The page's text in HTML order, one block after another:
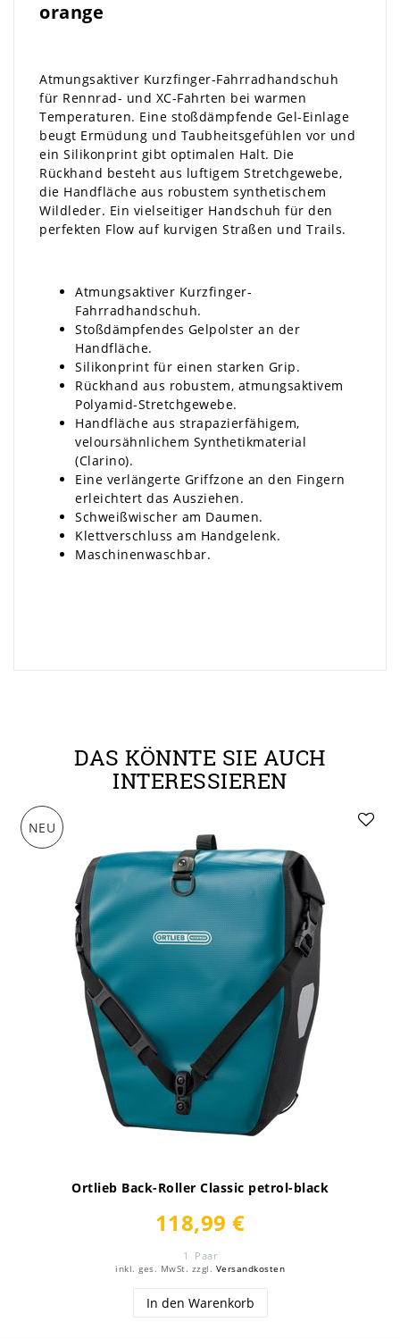
orange
Atmungsaktiver Kurzfinger-Fahrradhandschuh
für Rennrad- und XC-Fahrten bei warmen
Temperaturen. Eine stoßdämpfende Gel-Einlage
beugt Ermüdung und Taubheitsgefühlen vor und
ein Silikonprint gibt optimalen Halt. Die
Rückhand besteht aus luftigem Stretchgewebe,
die Handfläche aus robustem synthetischem
Wildleder. Ein vielseitiger Handschuh für den
perfekten Flow auf kurvigen Straßen und Trails.
Atmungsaktiver Kurzfinger-
Fahrradhandschuh.
Stoßdämpfendes Gelpolster an der
Handfläche.
Silikonprint für einen starken Grip.
Rückhand aus robustem, atmungsaktivem
Polyamid-Stretchgewebe.
Handfläche aus strapazierfähigem,
veloursähnlichem Synthetikmaterial
(Clarino).
Eine verlängerte Griffzone an den Fingern
erleichtert das Ausziehen.
Schweißwischer am Daumen.
Klettverschluss am Handgelenk.
Maschinenwaschbar.
DAS KÖNNTE SIE AUCH
INTERESSIEREN
NEU
Ortlieb Back-Roller Classic petrol-black
118,99 €
1 Paar
inkl. ges. MwSt. zzgl. Versandkosten
In den Warenkorb